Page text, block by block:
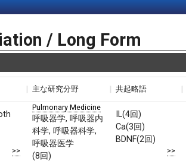
/ Long Form
主な研究分野 共起略語
>>
Pulmonary Medicine
呼吸器学, 呼吸器内
科学, 呼吸器科学,
呼吸器医学
(8回)
IL(4回)
Ca(3回)
BDNF(2回)
>>